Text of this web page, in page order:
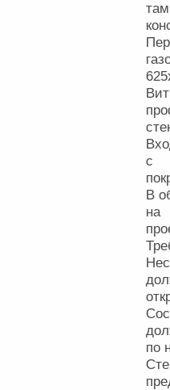
с
В
на
по